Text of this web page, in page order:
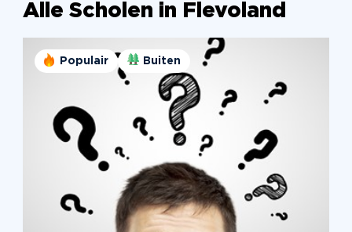
Alle Scholen in Flevoland
Populair Buiten